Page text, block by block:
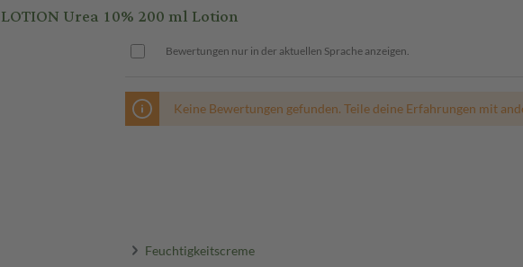
Urea 10% 200 ml Lotion
Bewertungen nur in der aktuellen Sprache anzeigen.
Keine Bewertungen gefunden. Teile deine Erfahrungen mit
Feuchtigkeitscreme